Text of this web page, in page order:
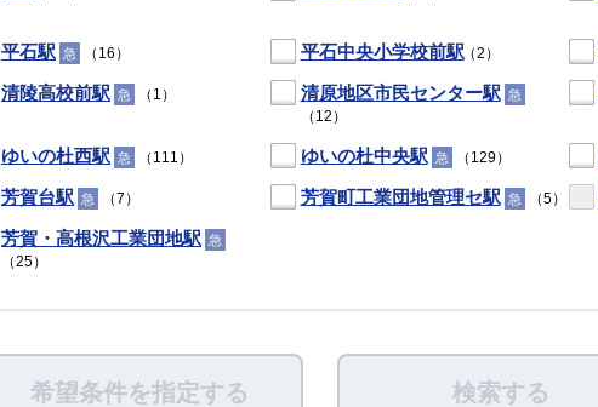
平石駅 急 （16） 平石中央小学校前駅（2）
清陵高校前駅 急 （1） 清原地区市民センター駅 急
（12）
ゆいの杜西駅 急 （111） ゆいの杜中央駅 急 （129）
芳賀台駅 急 （7） 芳賀町工業団地管理セ駅 急 （5）
芳賀・高根沢工業団地駅 急
（25）
希望条件を指定する 検索する